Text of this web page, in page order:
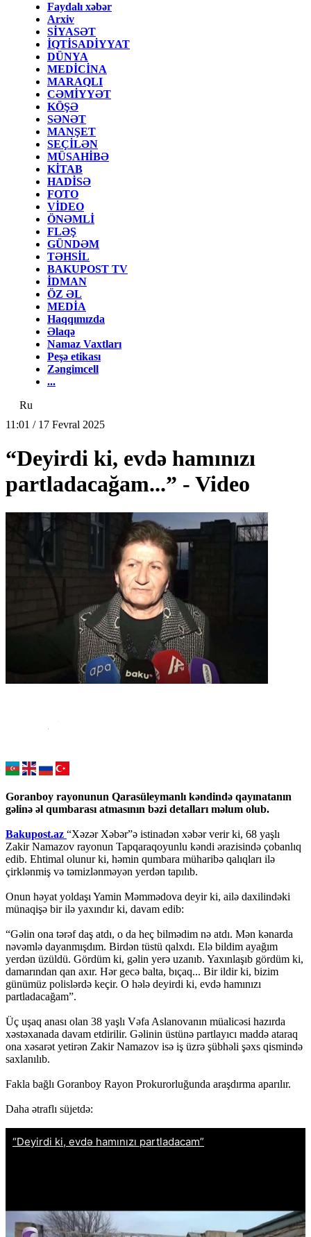
Faydalı xəbər
Arxiv
SİYASƏT
İQTİSADİYYAT
DÜNYA
MEDİCİNA
MARAQLI
CƏMİYYƏT
KÖŞƏ
SƏNƏT
MANŞET
SEÇİLƏN
MÜSAHİBƏ
KİTAB
HADİSƏ
FOTO
VİDEO
ÖNƏMLİ
FLƏŞ
GÜNDƏM
TƏHSİL
BAKUPOST TV
İDMAN
ÖZ ƏL
MEDİA
Haqqımızda
Əlaqə
Namaz Vaxtları
Peşə etikası
Zəngimcell
...
Ru
11:01 / 17 Fevral 2025
“Deyirdi ki, evdə hamınızı
partladacağam...” - Video
Goranboy rayonunun Qarasüleymanlı kəndində qayınatanın
gəlinə əl qumbarası atmasının bəzi detalları məlum olub.
Bakupost.az “Xəzər Xəbər”ə istinadən xəbər verir ki, 68 yaşlı
Zakir Namazov rayonun Tapqaraqoyunlu kəndi ərazisində çobanlıq
edib. Ehtimal olunur ki, həmin qumbara müharibə qalıqları ilə
çirklənmiş və təmizlənməyən yerdən tapılıb.
Onun həyat yoldaşı Yamin Məmmədova deyir ki, ailə daxilindəki
münaqişə bir ilə yaxındır ki, davam edib:
“Gəlin ona tərəf daş atdı, o da heç bilmədim nə atdı. Mən kənarda
nəvəmlə dayanmışdım. Birdən tüstü qalxdı. Elə bildim ayağım
yerdən üzüldü. Gördüm ki, gəlin yerə uzanıb. Yaxınlaşıb gördüm ki,
damarından qan axır. Hər gecə balta, bıçaq... Bir ildir ki, bizim
günümüz polislərdə keçir. O hələ deyirdi ki, evdə hamınızı
partladacağam”.
Üç uşaq anası olan 38 yaşlı Vəfa Aslanovanın müalicəsi hazırda
xəstəxanada davam etdirilir. Gəlinin üstünə partlayıcı maddə ataraq
ona xəsarət yetirən Zakir Namazov isə iş üzrə şübhəli şəxs qismində
saxlanılıb.
Fakla bağlı Goranboy Rayon Prokurorluğunda araşdırma aparılır.
Daha ətraflı süjetdə: